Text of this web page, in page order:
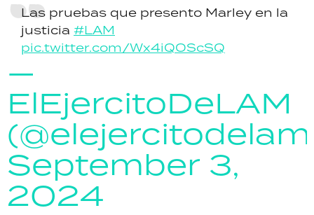
Las pruebas que presento Marley en la
justicia #LAM
pic.twitter.com/Wx4iQOScSQ
—
ElEjercitoDeLAM
September 3,
2024